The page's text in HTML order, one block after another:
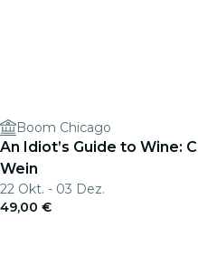
Boom Chicago
An Idiot’s Guide to Wine:
Wein
22 Okt. - 03 Dez.
49,00 €